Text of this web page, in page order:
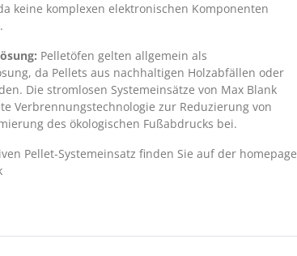
keine komplexen elektronischen Komponenten
Pelletöfen gelten allgemein als
da Pellets aus nachhaltigen Holzabfällen oder
Die stromlosen Systemeinsätze von Max Blank
Verbrennungstechnologie zur Reduzierung von
des ökologischen Fußabdrucks bei.
Pellet-Systemeinsatz finden Sie auf der homepage